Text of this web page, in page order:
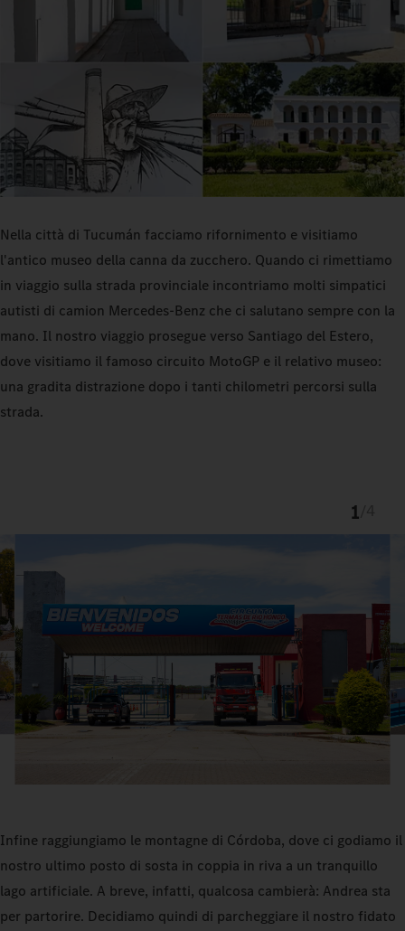
Nella città di Tucumán facciamo rifornimento e visitiamo
l'antico museo della canna da zucchero. Quando ci rimettiamo
in viaggio sulla strada provinciale incontriamo molti simpatici
autisti di camion Mercedes-Benz che ci salutano sempre con la
mano. Il nostro viaggio prosegue verso Santiago del Estero,
dove visitiamo il famoso circuito MotoGP e il relativo museo:
una gradita distrazione dopo i tanti chilometri percorsi sulla
strada.
1
Infine raggiungiamo le montagne di Córdoba, dove ci godiamo il
nostro ultimo posto di sosta in coppia in riva a un tranquillo
lago artificiale. A breve, infatti, qualcosa cambierà: Andrea sta
per partorire. Decidiamo quindi di parcheggiare il nostro fidato